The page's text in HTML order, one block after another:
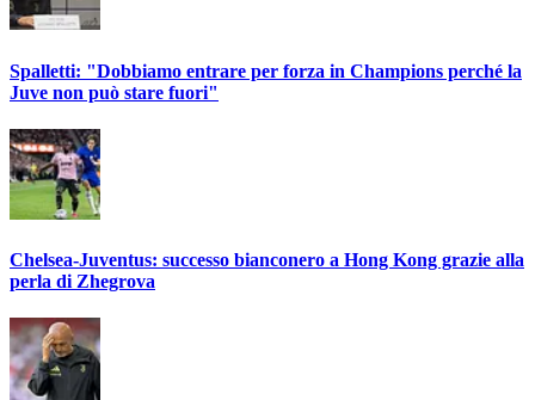
Spalletti: "Dobbiamo entrare per forza in Champions perché la
Juve non può stare fuori"
Chelsea-Juventus: successo bianconero a Hong Kong grazie alla
perla di Zhegrova